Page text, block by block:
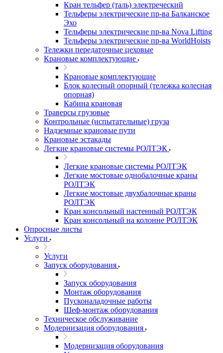
Кран тельфер (таль) электреческий
Тельферы электрические пр-ва Балканское
Эхо
Тельферы электрические пр-ва Nova Lifting
Тельферы электрические пр-ва WorldHoists
Тележки передаточные цеховые
Крановые комплектующие
Крановые комплектующие
Блок колесный опорный (тележка колесная
опорная)
Кабина крановая
Траверсы грузовые
Контрольные (испытательные) груза
Надземные крановые пути
Крановые эстакады
Легкие крановые системы РОЛТЭК
Легкие крановые системы РОЛТЭК
Легкие мостовые однобалочные краны
РОЛТЭК
Легкие мостовые двухбалочные краны
РОЛТЭК
Кран консольный настенный РОЛТЭК
Кран консольный на колонне РОЛТЭК
Опросные листы
Услуги
Услуги
Запуск оборудования
Запуск оборудования
Монтаж оборудования
Пусконаладочные работы
Шеф-монтаж оборудования
Техническое обслуживание
Модернизация оборудования
Модернизация оборудования